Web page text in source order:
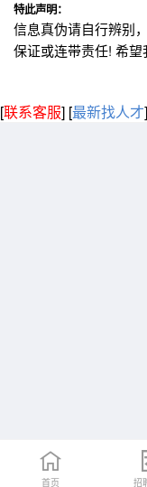
特此声明：
信息真伪请自行辨别
保证或连带责任! 希望
[联系客服] [最新找人才]
首页 招